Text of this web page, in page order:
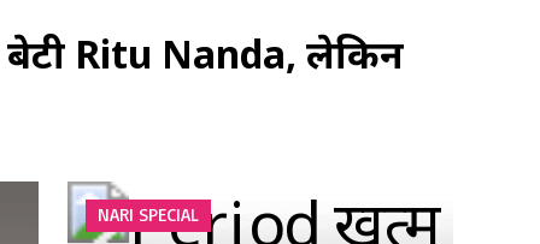
बेटी Ritu Nanda, लेकिन
NARI SPECIAL